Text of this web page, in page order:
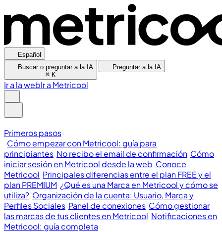
Español
Buscar o preguntar a la IA
⌘ K
Preguntar a la IA
Ir a la webIr a Metricool
Primeros pasos
Cómo empezar con Metricool: guía para
principiantes No recibo el email de confirmación Cómo
iniciar sesión en Metricool desde la web Conoce
Metricool Principales diferencias entre el plan FREE y el
plan PREMIUM ¿Qué es una Marca en Metricool y cómo se
utiliza? Organización de la cuenta: Usuario, Marca y
Perfiles Sociales Panel de conexiones Cómo gestionar
las marcas de tus clientes en Metricool Notificaciones en
Metricool: guía completa